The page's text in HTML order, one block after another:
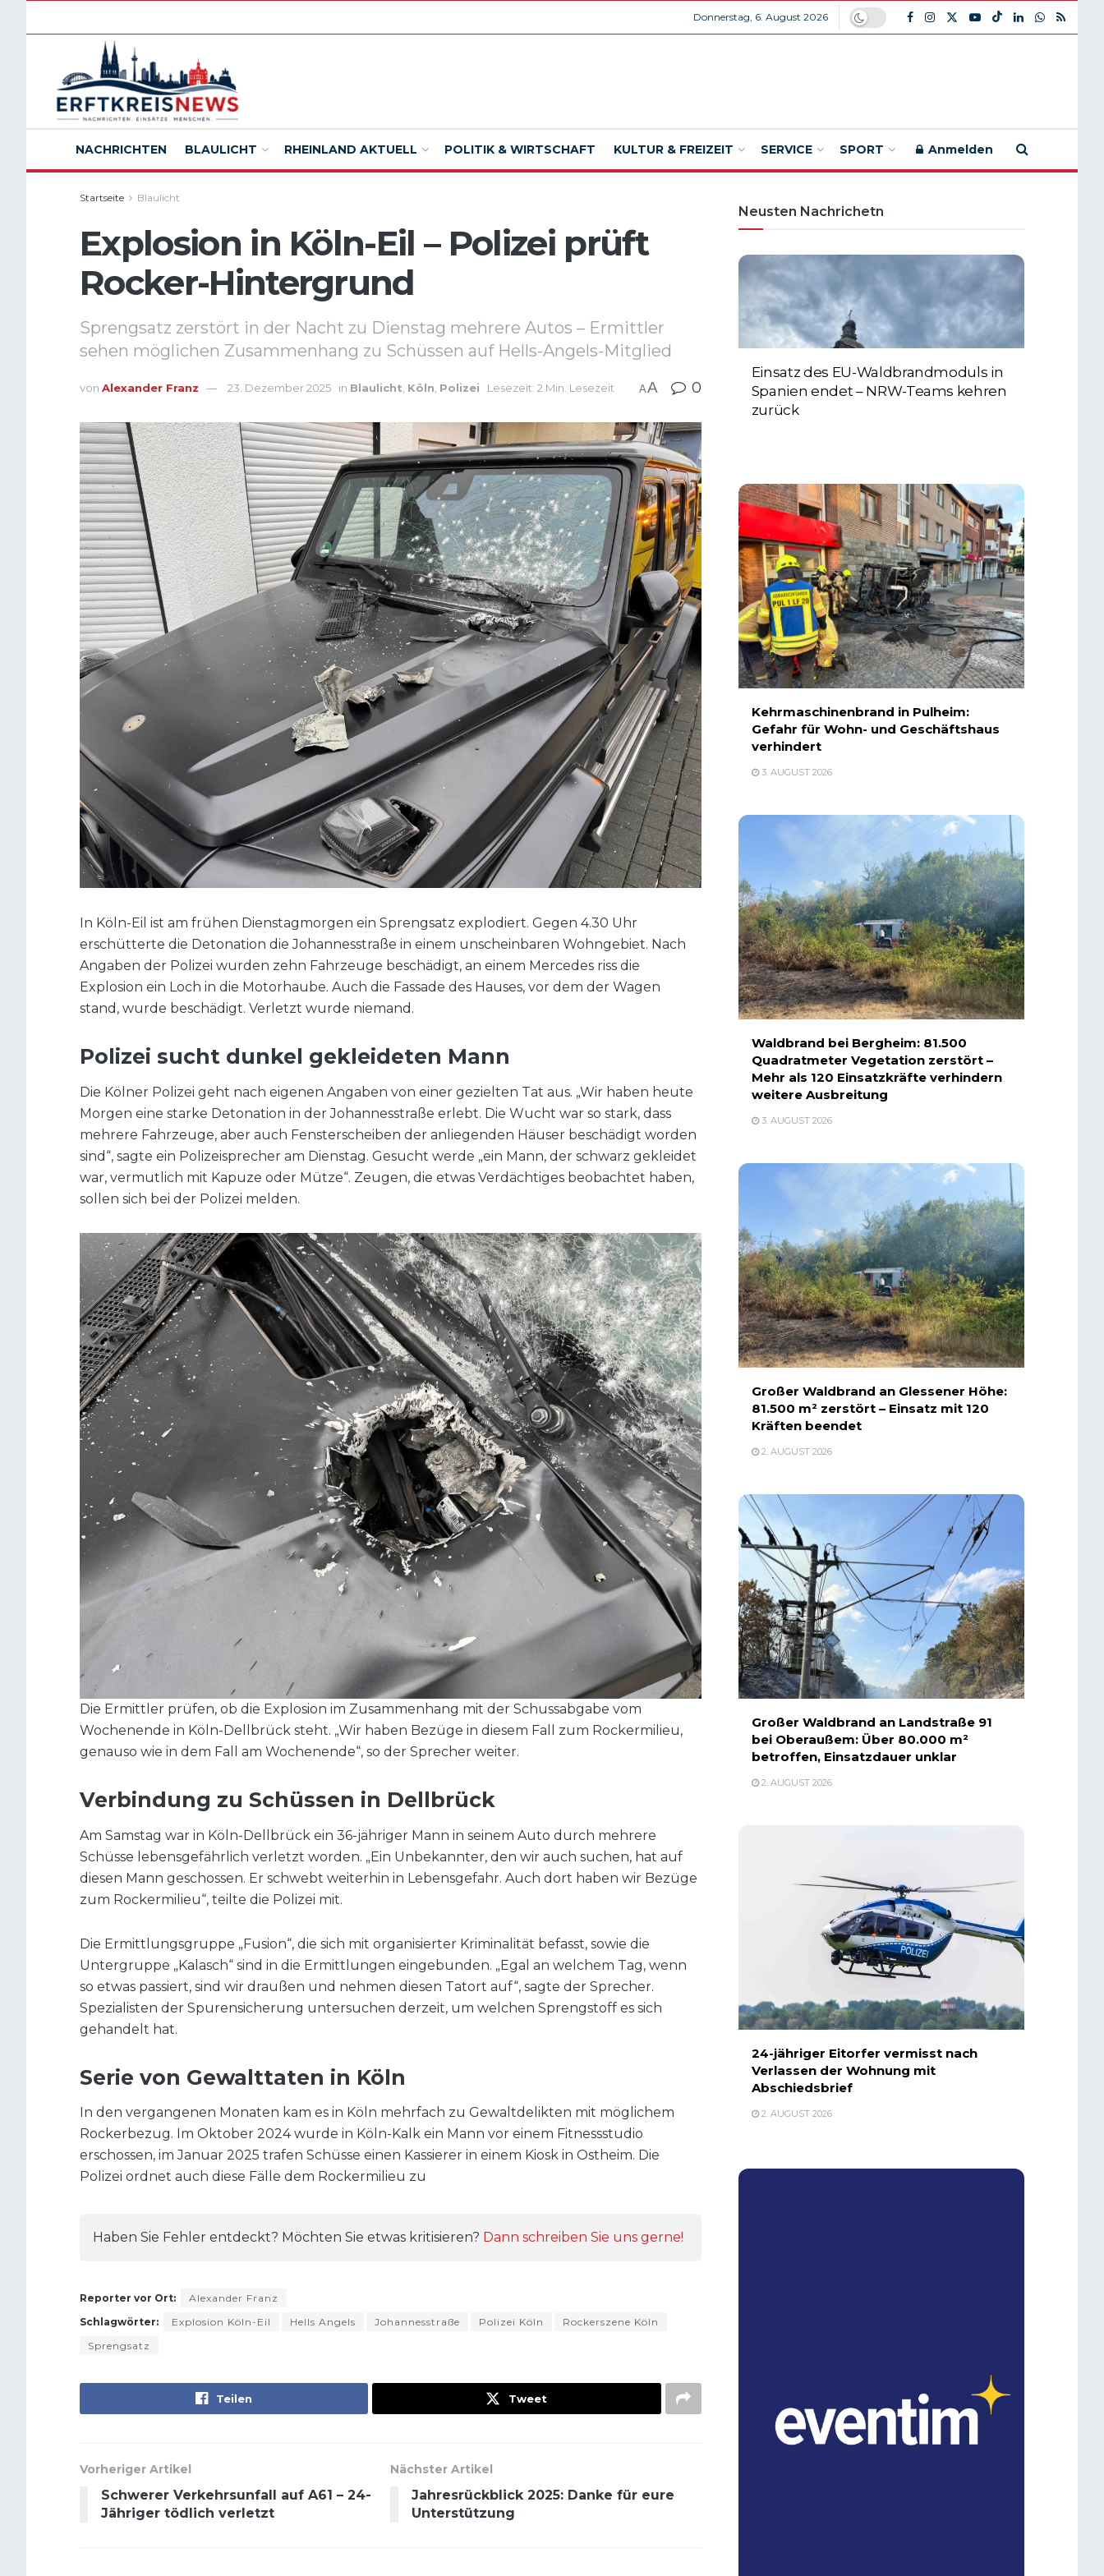
Donnerstag, 6. August 2026
NACHRICHTEN BLAULICHT RHEINLAND AKTUELL POLITIK & WIRTSCHAFT KULTUR & FREIZEIT SERVICE SPORT Anmelden
Startseite Blaulicht
Explosion in Köln-Eil – Polizei prüft
Rocker-Hintergrund
Sprengsatz zerstört in der Nacht zu Dienstag mehrere Autos – Ermittler
sehen möglichen Zusammenhang zu Schüssen auf Hells-Angels-Mitglied
von Alexander Franz 23. Dezember 2025 in Blaulicht, Köln, Polizei Lesezeit: 2 Min. Lesezeit AA 0
In Köln-Eil ist am frühen Dienstagmorgen ein Sprengsatz explodiert. Gegen 4.30 Uhr
erschütterte die Detonation die Johannesstraße in einem unscheinbaren Wohngebiet. Nach
Angaben der Polizei wurden zehn Fahrzeuge beschädigt, an einem Mercedes riss die
Explosion ein Loch in die Motorhaube. Auch die Fassade des Hauses, vor dem der Wagen
stand, wurde beschädigt. Verletzt wurde niemand.
Polizei sucht dunkel gekleideten Mann
Die Kölner Polizei geht nach eigenen Angaben von einer gezielten Tat aus. „Wir haben heute
Morgen eine starke Detonation in der Johannesstraße erlebt. Die Wucht war so stark, dass
mehrere Fahrzeuge, aber auch Fensterscheiben der anliegenden Häuser beschädigt worden
sind“, sagte ein Polizeisprecher am Dienstag. Gesucht werde „ein Mann, der schwarz gekleidet
war, vermutlich mit Kapuze oder Mütze“. Zeugen, die etwas Verdächtiges beobachtet haben,
sollen sich bei der Polizei melden.
Die Ermittler prüfen, ob die Explosion im Zusammenhang mit der Schussabgabe vom
Wochenende in Köln-Dellbrück steht. „Wir haben Bezüge in diesem Fall zum Rockermilieu,
genauso wie in dem Fall am Wochenende“, so der Sprecher weiter.
Verbindung zu Schüssen in Dellbrück
Am Samstag war in Köln-Dellbrück ein 36-jähriger Mann in seinem Auto durch mehrere
Schüsse lebensgefährlich verletzt worden. „Ein Unbekannter, den wir auch suchen, hat auf
diesen Mann geschossen. Er schwebt weiterhin in Lebensgefahr. Auch dort haben wir Bezüge
zum Rockermilieu“, teilte die Polizei mit.
Die Ermittlungsgruppe „Fusion“, die sich mit organisierter Kriminalität befasst, sowie die
Untergruppe „Kalasch“ sind in die Ermittlungen eingebunden. „Egal an welchem Tag, wenn
so etwas passiert, sind wir draußen und nehmen diesen Tatort auf“, sagte der Sprecher.
Spezialisten der Spurensicherung untersuchen derzeit, um welchen Sprengstoff es sich
gehandelt hat.
Serie von Gewalttaten in Köln
In den vergangenen Monaten kam es in Köln mehrfach zu Gewaltdelikten mit möglichem
Rockerbezug. Im Oktober 2024 wurde in Köln-Kalk ein Mann vor einem Fitnessstudio
erschossen, im Januar 2025 trafen Schüsse einen Kassierer in einem Kiosk in Ostheim. Die
Polizei ordnet auch diese Fälle dem Rockermilieu zu
Haben Sie Fehler entdeckt? Möchten Sie etwas kritisieren? Dann schreiben Sie uns gerne!
Reporter vor Ort:
Alexander Franz
Schlagwörter:
Explosion Köln-Eil Hells Angels Johannesstraße Polizei Köln
Rockerszene Köln
Sprengsatz
Teilen Tweet
Vorheriger Artikel
Schwerer Verkehrsunfall auf A61 – 24-
Jähriger tödlich verletzt
Nächster Artikel
Jahresrückblick 2025: Danke für eure
Unterstützung
Neusten Nachrichetn
Einsatz des EU-Waldbrandmoduls in
Spanien endet – NRW-Teams kehren
zurück
Kehrmaschinenbrand in Pulheim:
Gefahr für Wohn- und Geschäftshaus
verhindert
3. AUGUST 2026
Waldbrand bei Bergheim: 81.500
Quadratmeter Vegetation zerstört –
Mehr als 120 Einsatzkräfte verhindern
weitere Ausbreitung
3. AUGUST 2026
Großer Waldbrand an Glessener Höhe:
81.500 m² zerstört – Einsatz mit 120
Kräften beendet
2. AUGUST 2026
Großer Waldbrand an Landstraße 91
bei Oberaußem: Über 80.000 m²
betroffen, Einsatzdauer unklar
2. AUGUST 2026
24-jähriger Eitorfer vermisst nach
Verlassen der Wohnung mit
Abschiedsbrief
2. AUGUST 2026